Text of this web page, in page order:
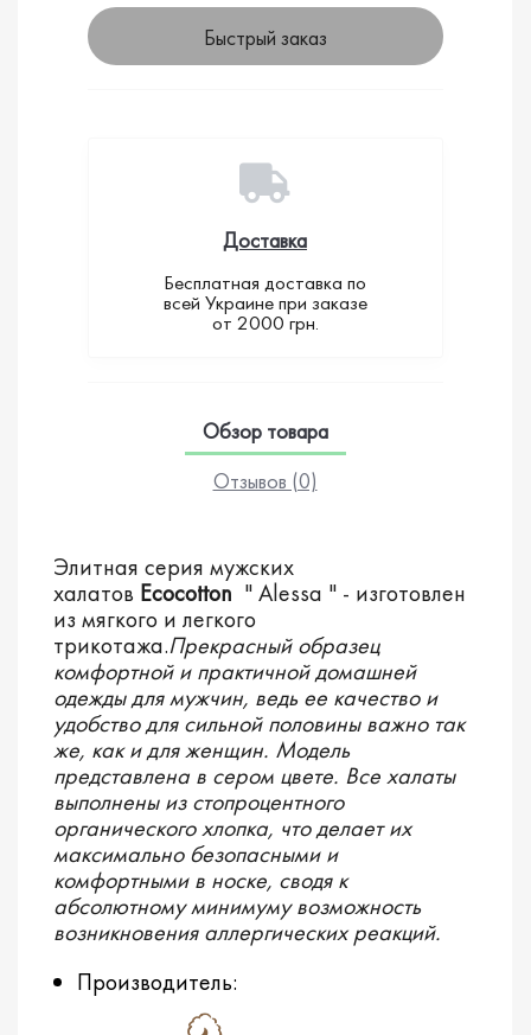
Быстрый заказ
Доставка
Бесплатная доставка по
всей Украине при заказе
от 2000 грн.
Обзор товара
Отзывов (0)
Элитная серия мужских
халатов Ecocotton " Alessa " - изготовлен
из мягкого и легкого
трикотажа.Прекрасный образец
комфортной и практичной домашней
одежды для мужчин, ведь ее качество и
удобство для сильной половины важно так
же, как и для женщин. Модель
представлена в сером цвете. Все халаты
выполнены из стопроцентного
органического хлопка, что делает их
максимально безопасными и
комфортными в носке, сводя к
абсолютному минимуму возможность
возникновения аллергических реакций.
Производитель: